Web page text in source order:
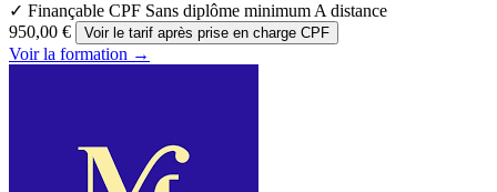
✓ Finançable CPF Sans diplôme minimum A distance
950,00 €
Voir le tarif après prise en charge CPF
Voir la formation →